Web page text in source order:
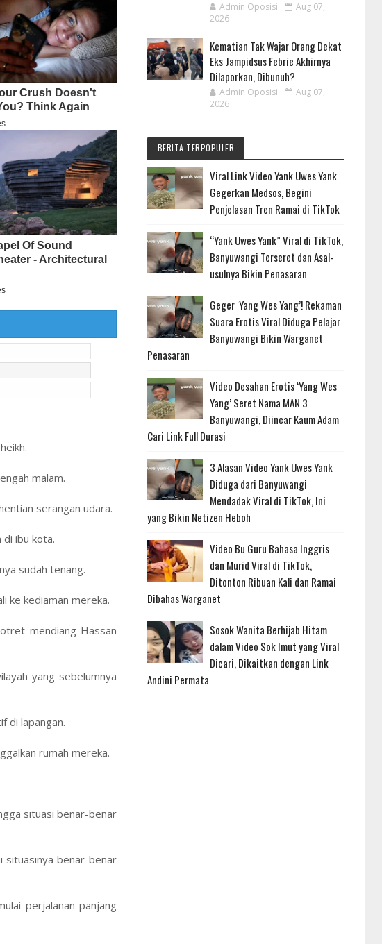
malam.
serangan udara.
di ibu kota.
sudah tenang.
ke kediaman mereka.
mendiang Hassan
yang sebelumnya
di lapangan.
rumah mereka.
situasi benar-benar
situasinya benar-benar
perjalanan panjang
Admin Oposisi
Aug 07,
2026
Kematian Tak Wajar Orang Dekat
Eks Jampidsus Febrie Akhirnya
Dilaporkan, Dibunuh?
Admin Oposisi
Aug 07,
2026
BERITA TERPOPULER
Viral Link Video Yank Uwes Yank
Gegerkan Medsos, Begini
Penjelasan Tren Ramai di TikTok
“Yank Uwes Yank” Viral di TikTok,
Banyuwangi Terseret dan Asal-
usulnya Bikin Penasaran
Geger ‘Yang Wes Yang’! Rekaman
Suara Erotis Viral Diduga Pelajar
Banyuwangi Bikin Warganet
Penasaran
Video Desahan Erotis ‘Yang Wes
Yang’ Seret Nama MAN 3
Banyuwangi, Diincar Kaum Adam
Cari Link Full Durasi
3 Alasan Video Yank Uwes Yank
Diduga dari Banyuwangi
Mendadak Viral di TikTok, Ini
yang Bikin Netizen Heboh
Video Bu Guru Bahasa Inggris
dan Murid Viral di TikTok,
Ditonton Ribuan Kali dan Ramai
Dibahas Warganet
Sosok Wanita Berhijab Hitam
dalam Video Sok Imut yang Viral
Dicari, Dikaitkan dengan Link
Andini Permata